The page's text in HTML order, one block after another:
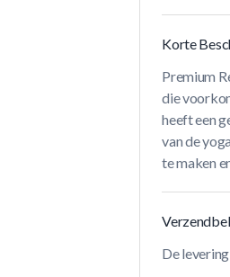
Korte
Premium
die
heeft een
van de
te maken
De